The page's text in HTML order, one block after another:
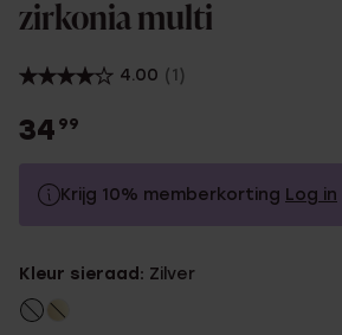
zirkonia multi
4.00 (1)
34 99
Krijg 10% memberkorting Log in
Zonder memberkorting
Kleur sieraad: Zilver